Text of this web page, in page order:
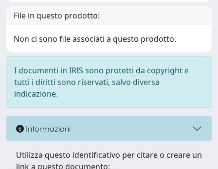
File in questo prodotto:
Non ci sono file associati a questo prodotto.
I documenti in IRIS sono protetti da copyright e
tutti i diritti sono riservati, salvo diversa
indicazione.
Informazioni
Utilizza questo identificativo per citare o creare un
link a questo documento: